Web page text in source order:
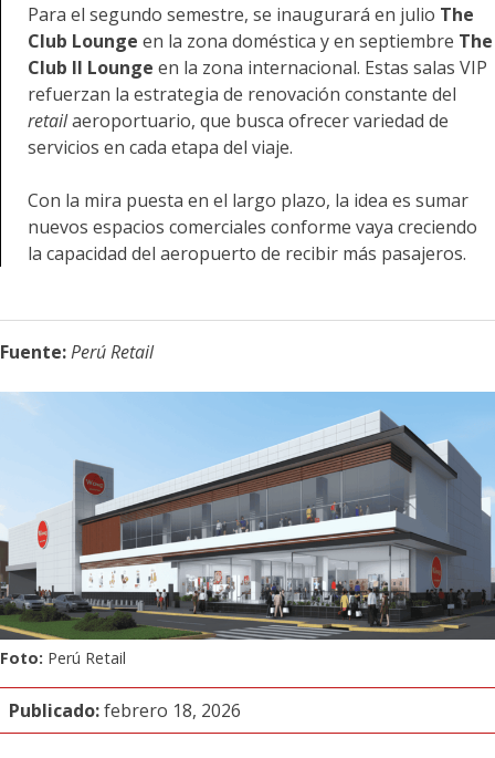
Para el segundo semestre, se inaugurará en julio The
Club Lounge en la zona doméstica y en septiembre The
Club II Lounge en la zona internacional. Estas salas VIP
refuerzan la estrategia de renovación constante del
retailaeroportuario, que busca ofrecer variedad de
servicios en cada etapa del viaje.
Con la mira puesta en el largo plazo, la idea es sumar
nuevos espacios comerciales conforme vaya creciendo
la capacidad del aeropuerto de recibir más pasajeros.
Fuente:Perú Retail
Foto: Perú Retail
Publicado:febrero 18, 2026